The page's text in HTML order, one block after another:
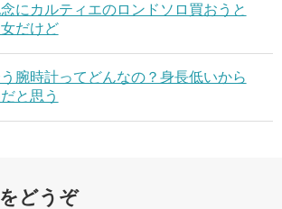
にカルティエのロンドソロ買おうと
だけど
腕時計ってどんなの？身長低いから
と思う
どうぞ